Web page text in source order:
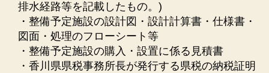
排水経路等を記載したもの。)
・整備予定施設の設計図・設計計算書・仕様書・
図面・処理のフローシート等
・整備予定施設の購入・設置に係る見積書
・香川県県税事務所長が発行する県税の納税証明